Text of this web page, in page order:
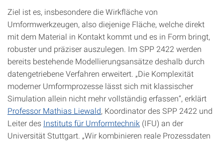
Ziel ist es, insbesondere die Wirkfläche von
Umformwerkzeugen, also diejenige Fläche, welche direkt
mit dem Material in Kontakt kommt und es in Form bringt,
robuster und präziser auszulegen. Im SPP 2422 werden
bereits bestehende Modellierungsansätze deshalb durch
datengetriebene Verfahren erweitert. „Die Komplexität
moderner Umformprozesse lässt sich mit klassischer
Simulation allein nicht mehr vollständig erfassen“, erklärt
Professor Mathias Liewald, Koordinator des SPP 2422 und
Leiter des Instituts für Umformtechnik (IFU) an der
Universität Stuttgart. „Wir kombinieren reale Prozessdaten